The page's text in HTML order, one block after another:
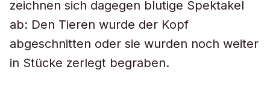
zeichnen sich dagegen blutige Spektakel
ab: Den Tieren wurde der Kopf
abgeschnitten oder sie wurden noch weiter
in Stücke zerlegt begraben.